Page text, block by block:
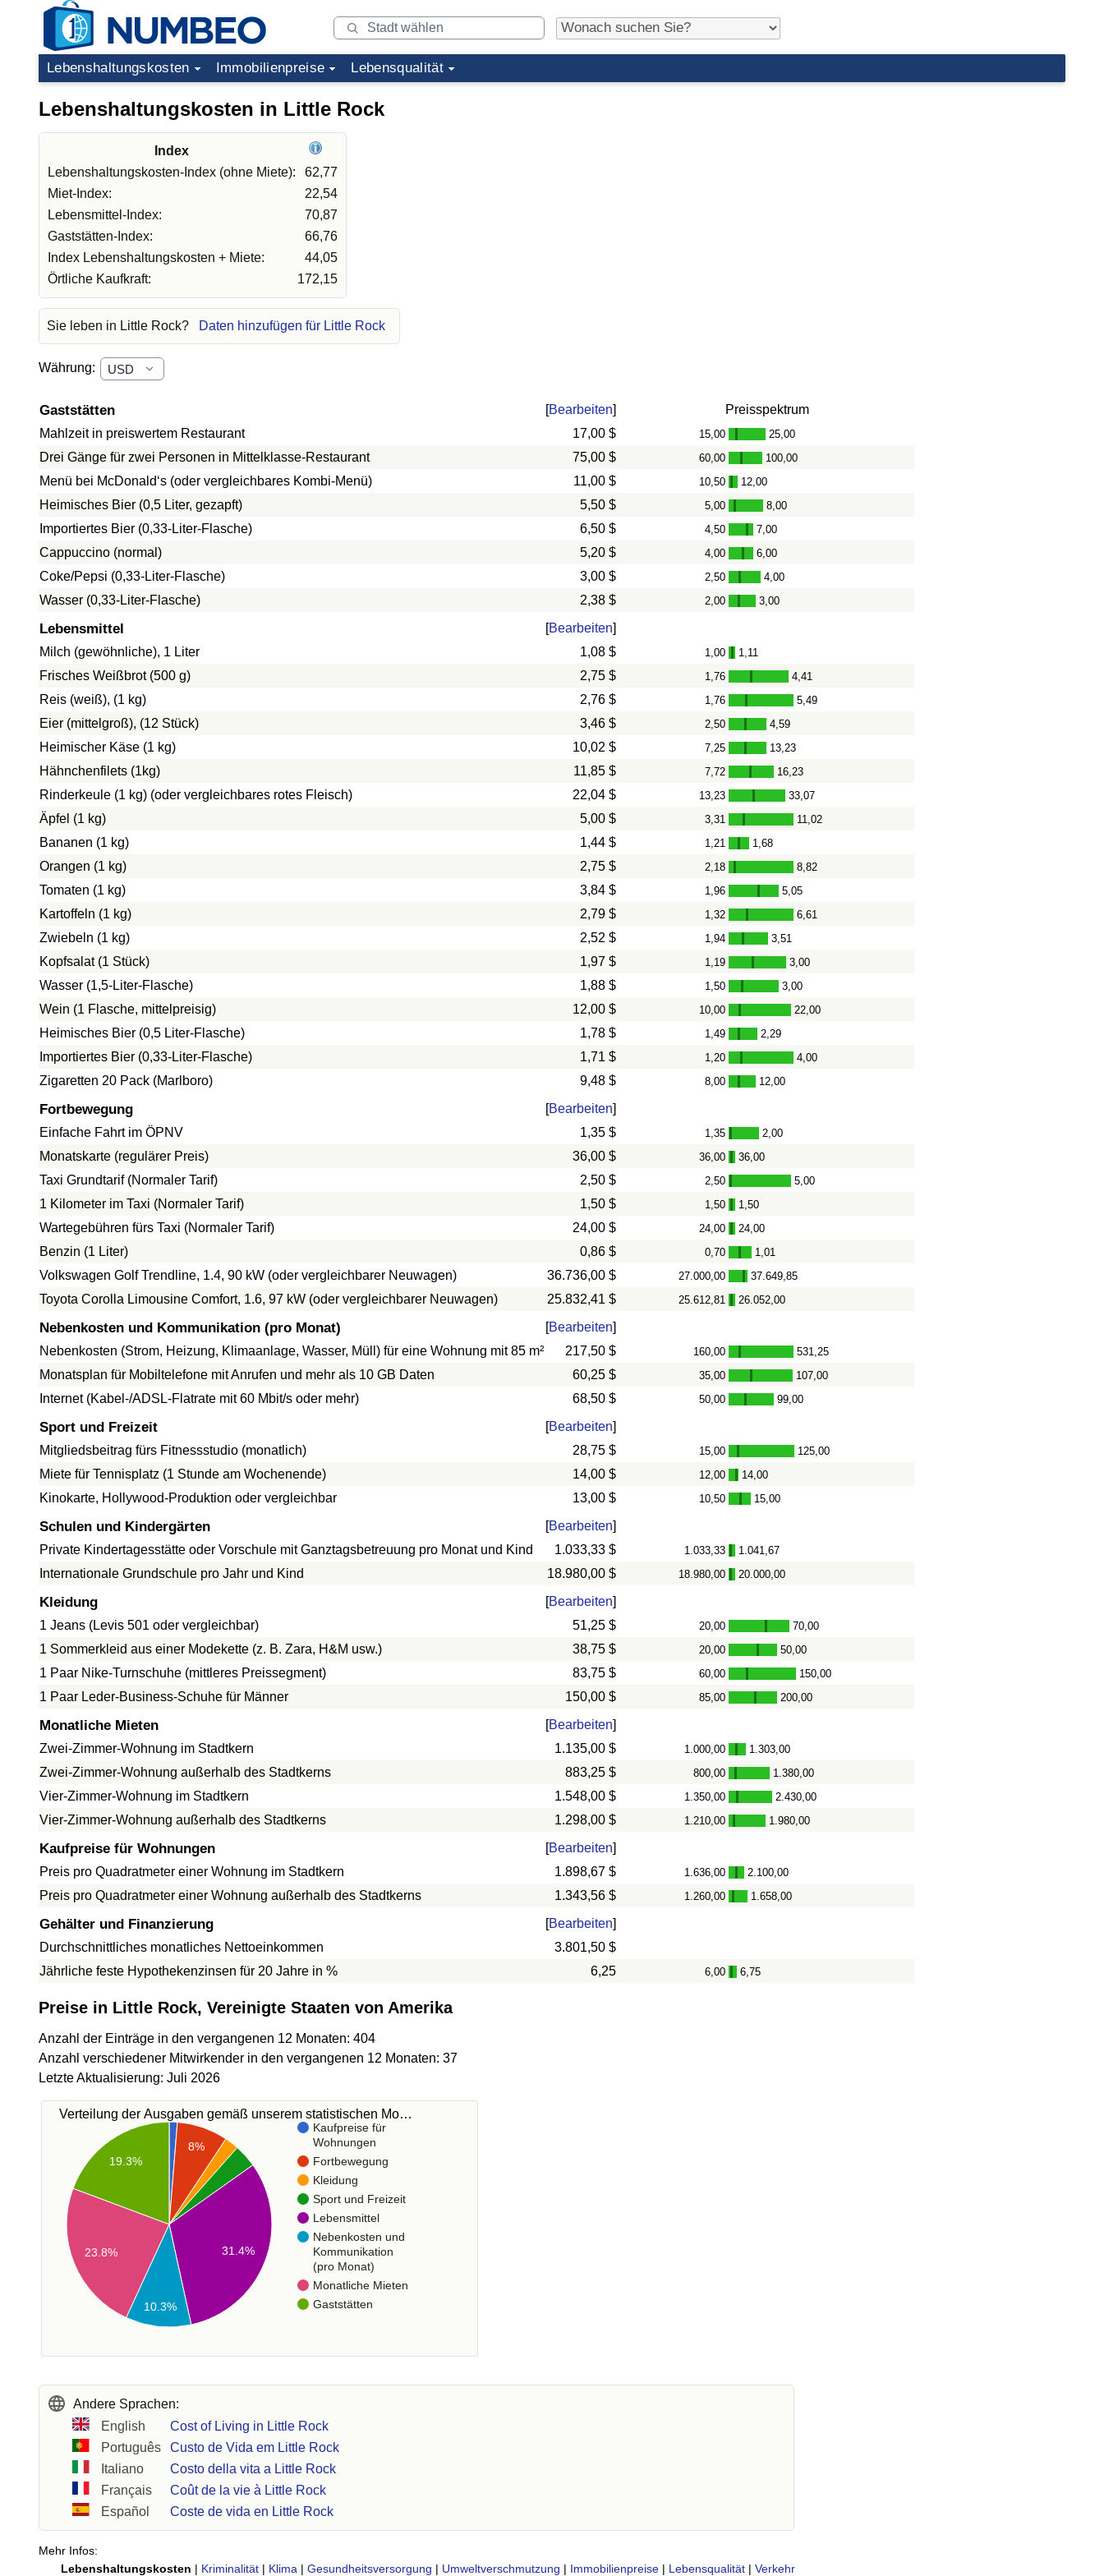
Lebenshaltungskosten Immobilienpreise Lebensqualität
Lebenshaltungskosten in Little Rock
Index
Lebenshaltungskosten-Index (ohne Miete):
62,77
Miet-Index:
22,54
Lebensmittel-Index:
70,87
Gaststätten-Index:
66,76
Index Lebenshaltungskosten + Miete:
44,05
Örtliche Kaufkraft:
172,15
Sie leben in Little Rock? Daten hinzufügen für Little Rock
Währung:
Gaststätten [Bearbeiten]
Preisspektrum
Mahlzeit in preiswertem Restaurant
17,00 $ 15,00 - 25,00
Drei Gänge für zwei Personen in Mittelklasse-Restaurant 75,00 $ 60,00 - 100,00
Menü bei McDonald‘s (oder vergleichbares Kombi-Menü) 11,00 $ 10,50 - 12,00
Heimisches Bier (0,5 Liter, gezapft) 5,50 $ 5,00 - 8,00
Importiertes Bier (0,33-Liter-Flasche) 6,50 $ 4,50 - 7,00
Cappuccino (normal) 5,20 $ 4,00 - 6,00
Coke/Pepsi (0,33-Liter-Flasche) 3,00 $ 2,50 - 4,00
Wasser (0,33-Liter-Flasche) 2,38 $ 2,00 - 3,00
Lebensmittel [Bearbeiten]
Milch (gewöhnliche), 1 Liter
1,08 $ 1,00 - 1,11
Frisches Weißbrot (500 g) 2,75 $ 1,76 - 4,41
Reis (weiß), (1 kg) 2,76 $ 1,76 - 5,49
Eier (mittelgroß), (12 Stück) 3,46 $ 2,50 - 4,59
Heimischer Käse (1 kg) 10,02 $ 7,25 - 13,23
Hähnchenfilets (1kg) 11,85 $ 7,72 - 16,23
Rinderkeule (1 kg) (oder vergleichbares rotes Fleisch) 22,04 $ 13,23 - 33,07
Äpfel (1 kg) 5,00 $ 3,31 - 11,02
Bananen (1 kg) 1,44 $ 1,21 - 1,68
Orangen (1 kg) 2,75 $ 2,18 - 8,82
Tomaten (1 kg) 3,84 $ 1,96 - 5,05
Kartoffeln (1 kg) 2,79 $ 1,32 - 6,61
Zwiebeln (1 kg) 2,52 $ 1,94 - 3,51
Kopfsalat (1 Stück) 1,97 $ 1,19 - 3,00
Wasser (1,5-Liter-Flasche) 1,88 $ 1,50 - 3,00
Wein (1 Flasche, mittelpreisig) 12,00 $ 10,00 - 22,00
Heimisches Bier (0,5 Liter-Flasche) 1,78 $ 1,49 - 2,29
Importiertes Bier (0,33-Liter-Flasche) 1,71 $ 1,20 - 4,00
Zigaretten 20 Pack (Marlboro) 9,48 $ 8,00 - 12,00
Fortbewegung [Bearbeiten]
Einfache Fahrt im ÖPNV
1,35 $ 1,35 - 2,00
Monatskarte (regulärer Preis) 36,00 $ 36,00 - 36,00
Taxi Grundtarif (Normaler Tarif) 2,50 $ 2,50 - 5,00
1 Kilometer im Taxi (Normaler Tarif) 1,50 $ 1,50 - 1,50
Wartegebühren fürs Taxi (Normaler Tarif) 24,00 $ 24,00 - 24,00
Benzin (1 Liter) 0,86 $ 0,70 - 1,01
Volkswagen Golf Trendline, 1.4, 90 kW (oder vergleichbarer Neuwagen) 36.736,00 $ 27.000,00 - 37.649,85
Toyota Corolla Limousine Comfort, 1.6, 97 kW (oder vergleichbarer Neuwagen) 25.832,41 $ 25.612,81 - 26.052,00
Nebenkosten und Kommunikation (pro Monat) [Bearbeiten]
Nebenkosten (Strom, Heizung, Klimaanlage, Wasser, Müll) für eine Wohnung mit 85 m²
217,50 $ 160,00 - 531,25
Monatsplan für Mobiltelefone mit Anrufen und mehr als 10 GB Daten 60,25 $ 35,00 - 107,00
Internet (Kabel-/ADSL-Flatrate mit 60 Mbit/s oder mehr) 68,50 $ 50,00 - 99,00
Sport und Freizeit [Bearbeiten]
Mitgliedsbeitrag fürs Fitnessstudio (monatlich)
28,75 $ 15,00 - 125,00
Miete für Tennisplatz (1 Stunde am Wochenende) 14,00 $ 12,00 - 14,00
Kinokarte, Hollywood-Produktion oder vergleichbar 13,00 $ 10,50 - 15,00
Schulen und Kindergärten [Bearbeiten]
Private Kindertagesstätte oder Vorschule mit Ganztagsbetreuung pro Monat und Kind
1.033,33 $ 1.033,33 - 1.041,67
Internationale Grundschule pro Jahr und Kind 18.980,00 $ 18.980,00 - 20.000,00
Kleidung [Bearbeiten]
1 Jeans (Levis 501 oder vergleichbar)
51,25 $ 20,00 - 70,00
1 Sommerkleid aus einer Modekette (z. B. Zara, H&M usw.) 38,75 $ 20,00 - 50,00
1 Paar Nike-Turnschuhe (mittleres Preissegment) 83,75 $ 60,00 - 150,00
1 Paar Leder-Business-Schuhe für Männer 150,00 $ 85,00 - 200,00
Monatliche Mieten [Bearbeiten]
Zwei-Zimmer-Wohnung im Stadtkern
1.135,00 $ 1.000,00 - 1.303,00
Zwei-Zimmer-Wohnung außerhalb des Stadtkerns 883,25 $ 800,00 - 1.380,00
Vier-Zimmer-Wohnung im Stadtkern 1.548,00 $ 1.350,00 - 2.430,00
Vier-Zimmer-Wohnung außerhalb des Stadtkerns 1.298,00 $ 1.210,00 - 1.980,00
Kaufpreise für Wohnungen [Bearbeiten]
Preis pro Quadratmeter einer Wohnung im Stadtkern
1.898,67 $ 1.636,00 - 2.100,00
Preis pro Quadratmeter einer Wohnung außerhalb des Stadtkerns 1.343,56 $ 1.260,00 - 1.658,00
Gehälter und Finanzierung [Bearbeiten]
Durchschnittliches monatliches Nettoeinkommen
3.801,50 $
Jährliche feste Hypothekenzinsen für 20 Jahre in %
6,25 6,00 - 6,75
Preise in Little Rock, Vereinigte Staaten von Amerika
Anzahl der Einträge in den vergangenen 12 Monaten: 404
Anzahl verschiedener Mitwirkender in den vergangenen 12 Monaten: 37
Letzte Aktualisierung: Juli 2026
Verteilung der Ausgaben gemäß unserem statistischen Mo…
Kaufpreise für
Wohnungen
Fortbewegung
Kleidung
Sport und Freizeit
Lebensmittel
Nebenkosten und
Kommunikation
(pro Monat)
Monatliche Mieten
Gaststätten
8%
31.4%
19.3%
23.8%
10.3%
Andere Sprachen:
English
Cost of Living in Little Rock
Português
Custo de Vida em Little Rock
Italiano
Costo della vita a Little Rock
Français
Coût de la vie à Little Rock
Español
Coste de vida en Little Rock
Mehr Infos:
Lebenshaltungskosten | Kriminalität | Klima | Gesundheitsversorgung | Umweltverschmutzung | Immobilienpreise | Lebensqualität | Verkehr